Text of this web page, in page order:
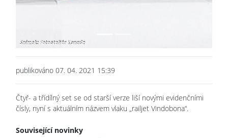
publikováno 07. 04. 2021 15:39
Čtyř- a třídílný set se od starší verze liší novými evidenčními
čísly, nyní s aktuálním názvem vlaku „railjet Vindobona“.
Související novinky